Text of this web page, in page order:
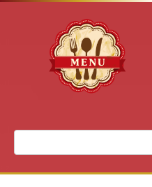
Перейти
Поиск: